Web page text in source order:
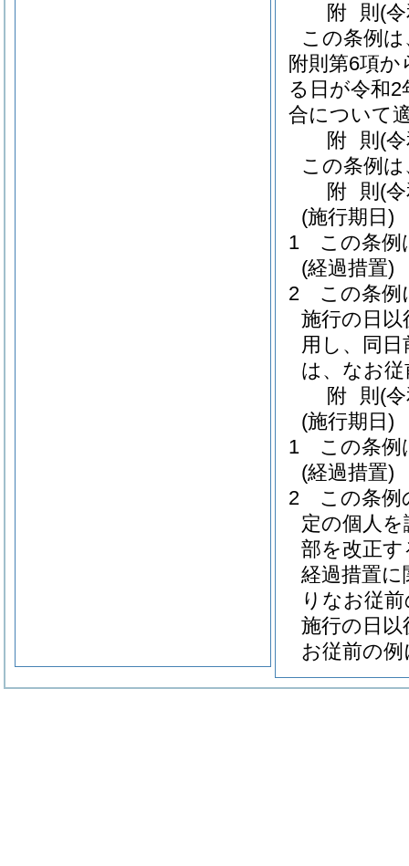
附 則 (
この条例
附則第6項
る日が令和
合について
附 則 (
この条例
附 則 (
(施行期日)
1
この条例
(経過措置)
2
この条例
施行の日
用し、同
は、なお
附 則 (
(施行期日)
1
この条例
(経過措置)
2
この条例
定の個人
部を改正
経過措置
りなお従
施行の日
お従前の